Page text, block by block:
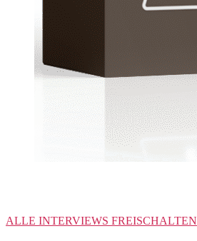
ALLE INTERVIEWS FREISCHALTEN